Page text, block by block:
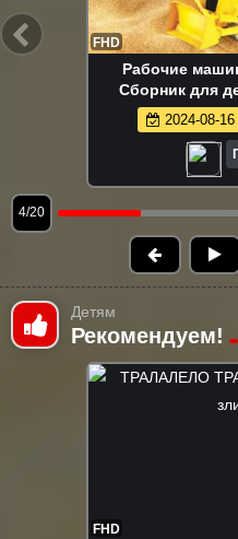
FHD
Маша Капуки
песочнице —
самых
2024-08-
5/20
Детям
Рекомендуем!
FHD